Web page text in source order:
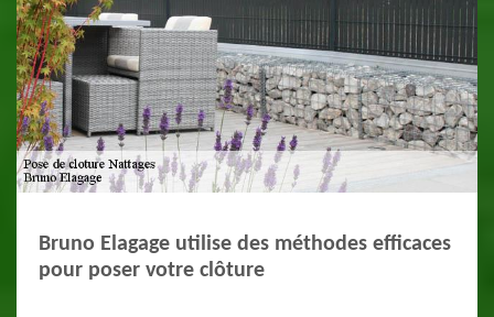
Bruno Elagage utilise des méthodes efficaces
pour poser votre clôture